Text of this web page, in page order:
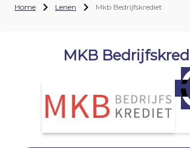
Home Lenen Mkb Bedrijfskrediet
MKB